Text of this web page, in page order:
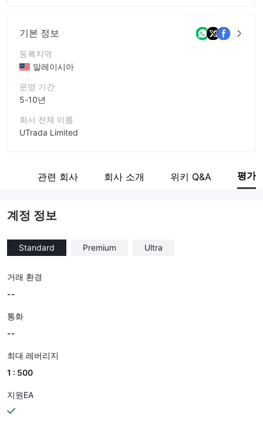
기본 정보
등록지역
말레이시아
운영 기간
5-10년
회사 전체 이름
UTrada Limited
관련 회사 회사 소개 위키 Q&A 평가
계정 정보
Standard Premium Ultra
거래 환경
--
통화
--
최대 레버리지
1 : 500
지원EA